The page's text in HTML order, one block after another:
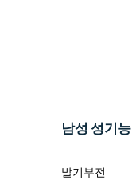
남성 성기능
발기부전